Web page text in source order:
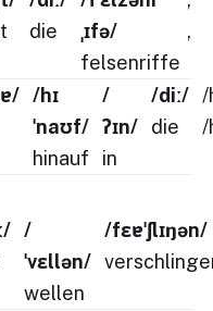
die
ˌɪfə/
felsenriffe
,
/hɪ
ˈnaʊf/
hinauf
/
ʔɪn/
in
/diː/
die
/
/
/
ˈvɛllən/
wellen
/fɛɐˈʃlɪŋən/